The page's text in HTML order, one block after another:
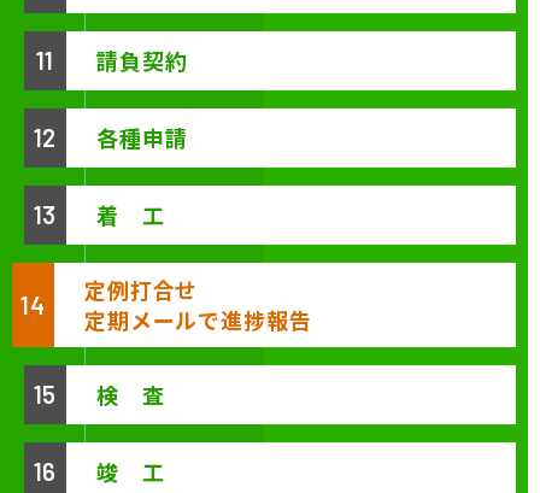
11 請負契約
12 各種申請
13 着 工
14
定例打合せ
定期メールで進捗報告
15 検 査
16 竣 工